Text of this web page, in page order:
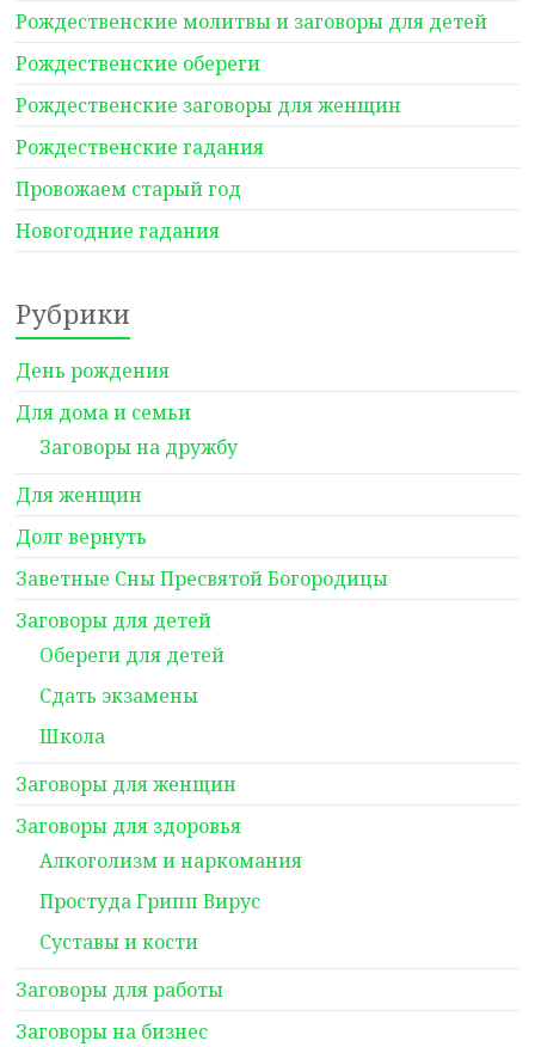
Рождественские молитвы и заговоры для детей
Рождественские обереги
Рождественские заговоры для женщин
Рождественские гадания
Провожаем старый год
Новогодние гадания
Рубрики
День рождения
Для дома и семьи
Заговоры на дружбу
Для женщин
Долг вернуть
Заветные Сны Пресвятой Богородицы
Заговоры для детей
Обереги для детей
Сдать экзамены
Школа
Заговоры для женщин
Заговоры для здоровья
Алкоголизм и наркомания
Простуда Грипп Вирус
Суставы и кости
Заговоры для работы
Заговоры на бизнес